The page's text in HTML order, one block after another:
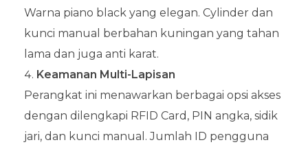
Warna piano black yang elegan. Cylinder dan
kunci manual berbahan kuningan yang tahan
lama dan juga anti karat.
Keamanan Multi-Lapisan
Perangkat ini menawarkan berbagai opsi akses
dengan dilengkapi RFID Card, PIN angka, sidik
jari, dan kunci manual. Jumlah ID pengguna